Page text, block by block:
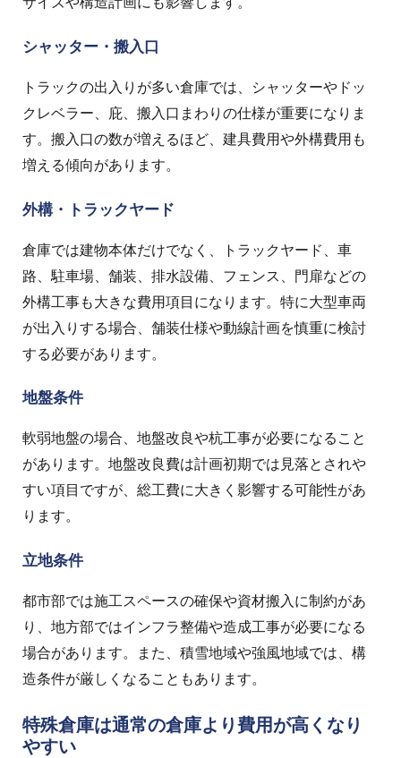
シャッター・搬入口
トラックの出入りが多い倉庫では、シャッターやドッ
クレベラー、庇、搬入口まわりの仕様が重要になりま
す。搬入口の数が増えるほど、建具費用や外構費用も
増える傾向があります。
外構・トラックヤード
倉庫では建物本体だけでなく、トラックヤード、車
路、駐車場、舗装、排水設備、フェンス、門扉などの
外構工事も大きな費用項目になります。特に大型車両
が出入りする場合、舗装仕様や動線計画を慎重に検討
する必要があります。
地盤条件
軟弱地盤の場合、地盤改良や杭工事が必要になること
があります。地盤改良費は計画初期では見落とされや
すい項目ですが、総工費に大きく影響する可能性があ
ります。
立地条件
都市部では施工スペースの確保や資材搬入に制約があ
り、地方部ではインフラ整備や造成工事が必要になる
場合があります。また、積雪地域や強風地域では、構
造条件が厳しくなることもあります。
特殊倉庫は通常の倉庫より費用が高くなり
やすい